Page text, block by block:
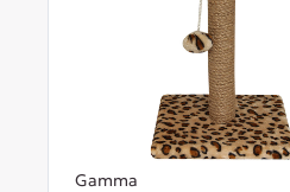
Gamma